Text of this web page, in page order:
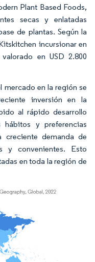
Plant Based Foods,
secas y enlatadas
de plantas. Según la
incursionar en
en USD 2.800
en la región se
inversión en la
al rápido desarrollo
y preferencias
demanda de
y convenientes. Esto
en toda la región de